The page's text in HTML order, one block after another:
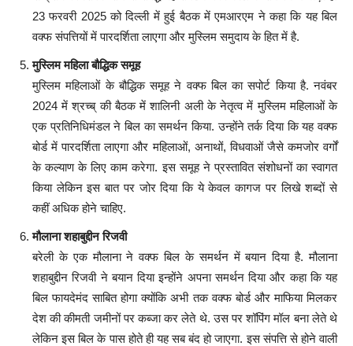
23 फरवरी 2025 को दिल्ली में हुई बैठक में एमआरएम ने कहा कि यह बिल
वक्फ संपत्तियों में पारदर्शिता लाएगा और मुस्लिम समुदाय के हित में है.
मुस्लिम महिला बौद्धिक समूह
मुस्लिम महिलाओं के बौद्धिक समूह ने वक्फ बिल का सपोर्ट किया है. नवंबर
2024 में श्रच्ब् की बैठक में शालिनी अली के नेतृत्व में मुस्लिम महिलाओं के
एक प्रतिनिधिमंडल ने बिल का समर्थन किया. उन्होंने तर्क दिया कि यह वक्फ
बोर्ड में पारदर्शिता लाएगा और महिलाओं, अनाथों, विधवाओं जैसे कमजोर वर्गों
के कल्याण के लिए काम करेगा. इस समूह ने प्रस्तावित संशोधनों का स्वागत
किया लेकिन इस बात पर जोर दिया कि ये केवल कागज पर लिखे शब्दों से
कहीं अधिक होने चाहिए.
मौलाना शहाबुद्दीन रिजवी
बरेली के एक मौलाना ने वक्फ बिल के समर्थन में बयान दिया है. मौलाना
शहाबुद्दीन रिजवी ने बयान दिया इन्होंने अपना समर्थन दिया और कहा कि यह
बिल फायदेमंद साबित होगा क्योंकि अभी तक वक्फ बोर्ड और माफिया मिलकर
देश की कीमती जमीनों पर कब्जा कर लेते थे. उस पर शॉपिंग मॉल बना लेते थे
लेकिन इस बिल के पास होते ही यह सब बंद हो जाएगा. इस संपत्ति से होने वाली